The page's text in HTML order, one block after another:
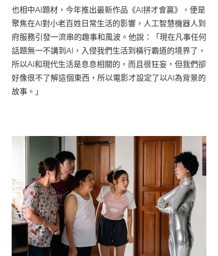
也相中AI題材，今年推出最新作品《AI拼才會贏》，便是
聚焦在AI對小老百姓日常生活的影響，人工智慧機器人到
府服務引發一流串的趣事和風波。他說：「現在凡事任何
話題無一不講到AI，入侵我們生活到橫行霸道的境界了，
所以AI和現代生活是息息相關的，而且很狂妄，但我們卻
好像很不了解這個東西，所以電影才設定了以AI為背景的
故事。」